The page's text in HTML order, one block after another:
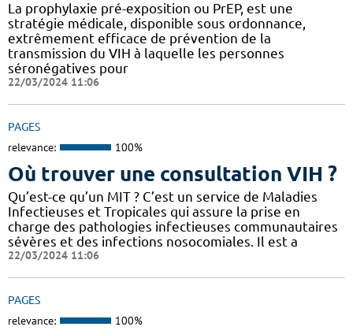
La prophylaxie pré-exposition ou PrEP, est une
stratégie médicale, disponible sous ordonnance,
extrêmement efficace de prévention de la
transmission du VIH à laquelle les personnes
séronégatives pour
22/03/2024 11:06
PAGES
relevance: 100%
Où trouver une consultation VIH ?
Qu’est-ce qu’un MIT ? C’est un service de Maladies
Infectieuses et Tropicales qui assure la prise en
charge des pathologies infectieuses communautaires
sévères et des infections nosocomiales. Il est a
22/03/2024 11:06
PAGES
relevance: 100%